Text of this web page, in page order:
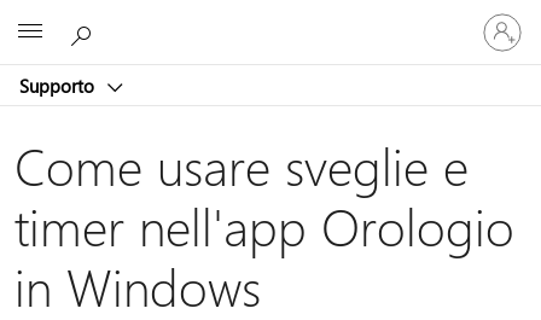
Supporto
Accedi
con
il
account
Come usare sveglie e
timer nell'app Orologio
in Windows